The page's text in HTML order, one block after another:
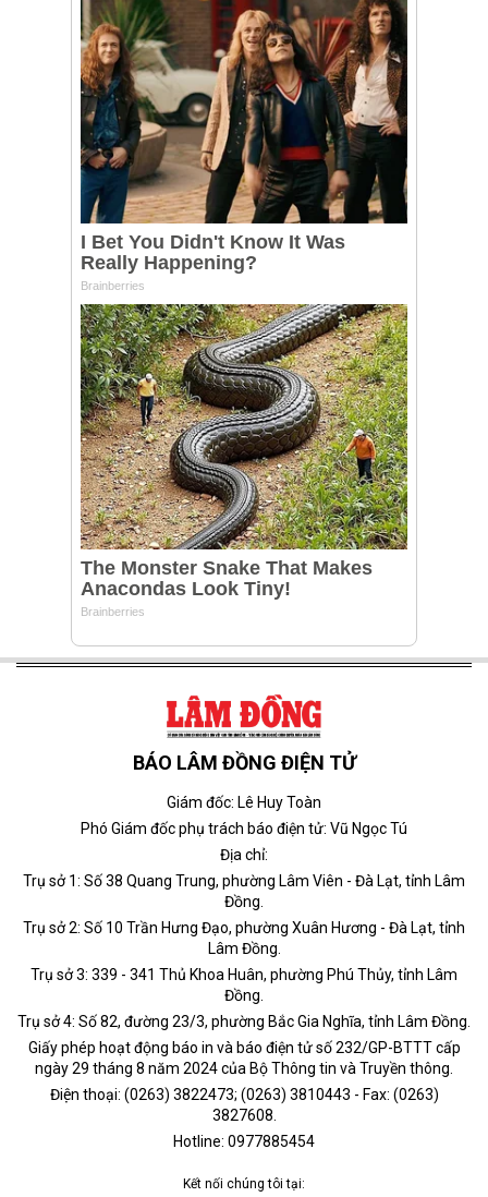
BÁO LÂM ĐỒNG ĐIỆN TỬ
Giám đốc: Lê Huy Toàn
Phó Giám đốc phụ trách báo điện tử: Vũ Ngọc Tú
Địa chỉ:
Trụ sở 1: Số 38 Quang Trung, phường Lâm Viên - Đà Lạt, tỉnh Lâm
Đồng.
Trụ sở 2: Số 10 Trần Hưng Đạo, phường Xuân Hương - Đà Lạt, tỉnh
Lâm Đồng.
Trụ sở 3: 339 - 341 Thủ Khoa Huân, phường Phú Thủy, tỉnh Lâm
Đồng.
Trụ sở 4: Số 82, đường 23/3, phường Bắc Gia Nghĩa, tỉnh Lâm Đồng.
Giấy phép hoạt động báo in và báo điện tử số 232/GP-BTTT cấp
ngày 29 tháng 8 năm 2024 của Bộ Thông tin và Truyền thông.
Điện thoại: (0263) 3822473; (0263) 3810443 - Fax: (0263)
3827608.
Hotline: 0977885454
Kết nối chúng tôi tại: